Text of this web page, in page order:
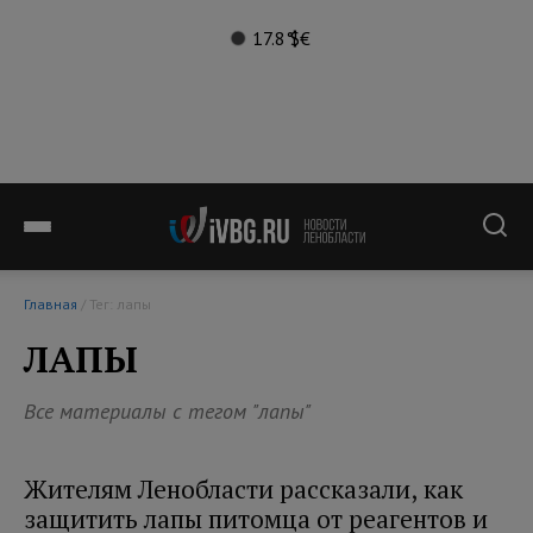
17.8°$€
Главная / Тег: лапы
ЛАПЫ
Все материалы с тегом "лапы"
Жителям Ленобласти рассказали, как
защитить лапы питомца от реагентов и